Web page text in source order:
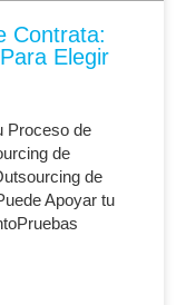
Contrata:
Elegir
Proceso de
de
de
Apoyar tu